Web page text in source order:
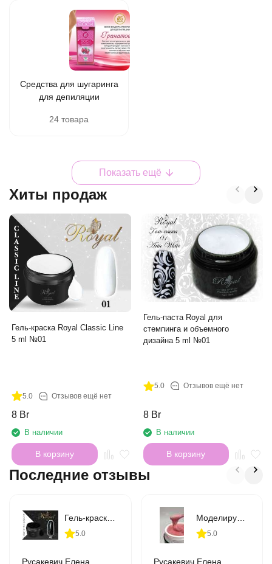
Средства для шугаринга
для депиляции
24 товара
Показать ещё
Хиты продаж
Гель-краска Royal Classic Line
5 ml №01
5.0 Отзывов ещё нет
8 Br
В наличии
В корзину
Гель-паста Royal для
стемпинга и объемного
дизайна 5 ml №01
5.0 Отзывов ещё нет
8 Br
В наличии
В корзину
Последние отзывы
5.0
Русакевич Елена
Моделирующий гель Royal PROFESSIONAL MAKE-UP 868
5.0
Русакевич Елена